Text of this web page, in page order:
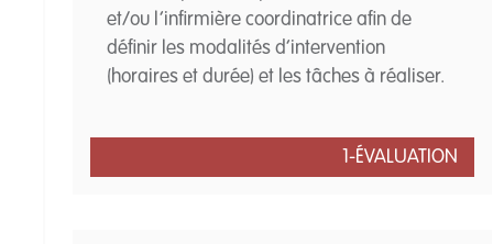
et/ou l’infirmière coordinatrice afin de
définir les modalités d’intervention
(horaires et durée) et les tâches à réaliser.
1-ÉVALUATION